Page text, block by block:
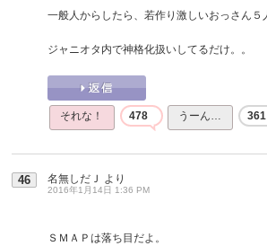
一般人からしたら、若作り激しいおっさん５
ジャニオタ内で神格化扱いしてるだけ。。
それな！ 478 うーん… 361
46 名無しだＪ より
2016年1月14日 1:36 PM
ＳＭＡＰは落ち目だよ。